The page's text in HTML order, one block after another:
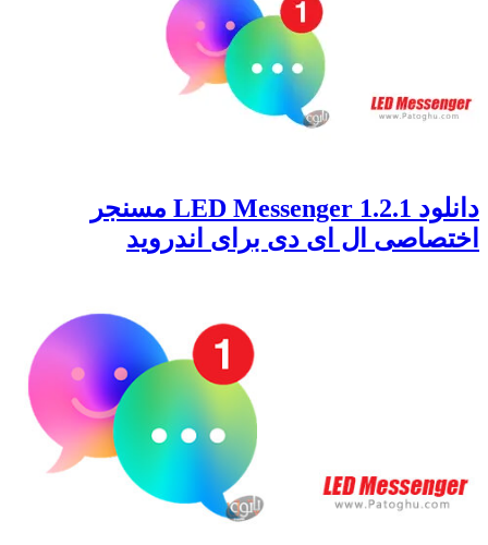
دانلود 1.2.1 LED Messenger مسنجر
اختصاصی ال ای دی برای اندروید